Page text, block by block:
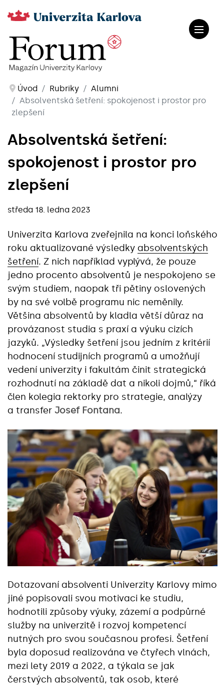
Úvod Rubriky
Alumni
Absolventská šetření: spokojenost i prostor pro
zlepšení
Absolventská šetření:
spokojenost i prostor pro
zlepšení
středa 18. ledna 2023
Univerzita Karlova zveřejnila na konci loňského
roku aktualizované výsledky absolventských
šetření. Z nich například vyplývá, že pouze
jedno procento absolventů je nespokojeno se
svým studiem, naopak tři pětiny oslovených
by na své volbě programu nic neměnily.
Většina absolventů by kladla větší důraz na
provázanost studia s praxí a výuku cizích
jazyků. „Výsledky šetření jsou jedním z kritérií
hodnocení studijních programů a umožňují
vedení univerzity i fakultám činit strategická
rozhodnutí na základě dat a nikoli dojmů,“ říká
člen kolegia rektorky pro strategie, analýzy
a transfer Josef Fontana.
Dotazovaní absolventi Univerzity Karlovy mimo
jiné popisovali svou motivaci ke studiu,
hodnotili způsoby výuky, zázemí a podpůrné
služby na univerzitě i rozvoj kompetencí
nutných pro svou současnou profesi. Šetření
byla doposud realizována ve čtyřech vlnách,
mezi lety 2019 a 2022, a týkala se jak
čerstvých absolventů, tak osob, které